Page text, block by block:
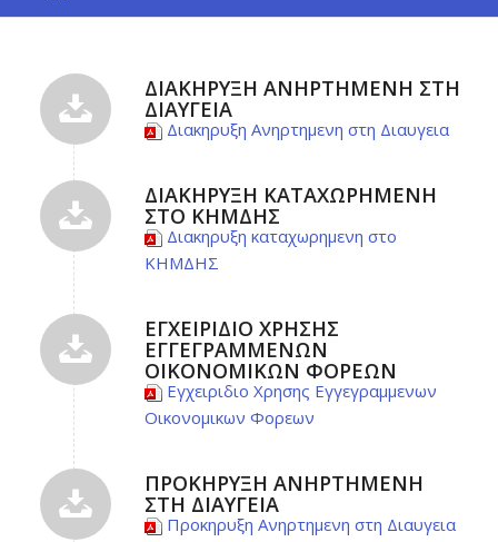
ΔΙΑΚΗΡΥΞΗ ΑΝΗΡΤΗΜΕΝΗ ΣΤΗ
ΔΙΑΥΓΕΙΑ
Διακηρυξη Ανηρτημενη στη Διαυγεια
ΔΙΑΚΗΡΥΞΗ ΚΑΤΑΧΩΡΗΜΕΝΗ
ΣΤΟ ΚΗΜΔΗΣ
Διακηρυξη καταχωρημενη στο
ΚΗΜΔΗΣ
ΕΓΧΕΙΡΙΔΙΟ ΧΡΗΣΗΣ
ΕΓΓΕΓΡΑΜΜΕΝΩΝ
ΟΙΚΟΝΟΜΙΚΩΝ ΦΟΡΕΩΝ
Εγχειριδιο Χρησης Εγγεγραμμενων
Οικονομικων Φορεων
ΠΡΟΚΗΡΥΞΗ ΑΝΗΡΤΗΜΕΝΗ
ΣΤΗ ΔΙΑΥΓΕΙΑ
Προκηρυξη Ανηρτημενη στη Διαυγεια